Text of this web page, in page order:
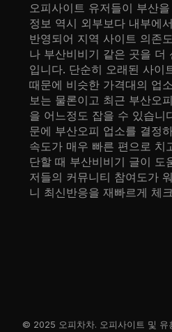
오피사이트 유저들이 부산
정보 역시 외부보다 내부에
반영되어 지역 사이트 의존
나 부산비비기 같은 곳을 더
입니다. 단순히 오래된 사이
때문에 비슷한 가격대의 업
보는 물론이고 최근 부산오
을 어느정도 잡을 수 있습니
문에 부산오피 업소를 결정
속도가 매우 빠른 편으로 치
단할 때 부산비비기 글이 도
저들의 커뮤니티 참여도가
니 최신반응을 재빠르게 체
© 2025 오피차차. 오피사이트 및 유